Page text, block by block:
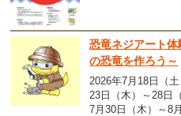
恐竜ネジアート
の恐竜を作ろう～
2026年7月18日（土
23日（木）～28日
7月30日（木）～8